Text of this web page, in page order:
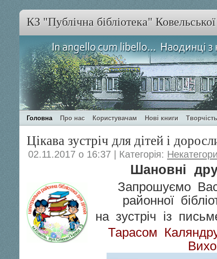
КЗ "Публічна бібліотека"
Головна Про нас Користувачам Нові книги
Цікава зустріч для дітей і
02.11.2017 о 16:37 | Категорія:
Шановні
Запрошуємо
районної
на зустріч із
Тарасом